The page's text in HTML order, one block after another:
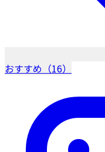
おすすめ（16）